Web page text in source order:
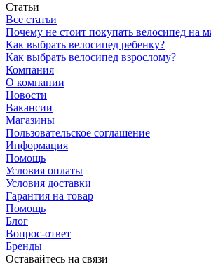
Статьи
Все статьи
Почему не стоит покупать велосипед на
Как выбрать велосипед ребенку?
Как выбрать велосипед взрослому?
Компания
О компании
Новости
Вакансии
Магазины
Пользовательское соглашение
Информация
Помощь
Условия оплаты
Условия доставки
Гарантия на товар
Помощь
Блог
Вопрос-ответ
Бренды
Оставайтесь на связи